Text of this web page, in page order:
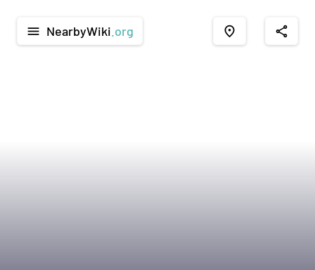
menu NearbyWiki .org place share